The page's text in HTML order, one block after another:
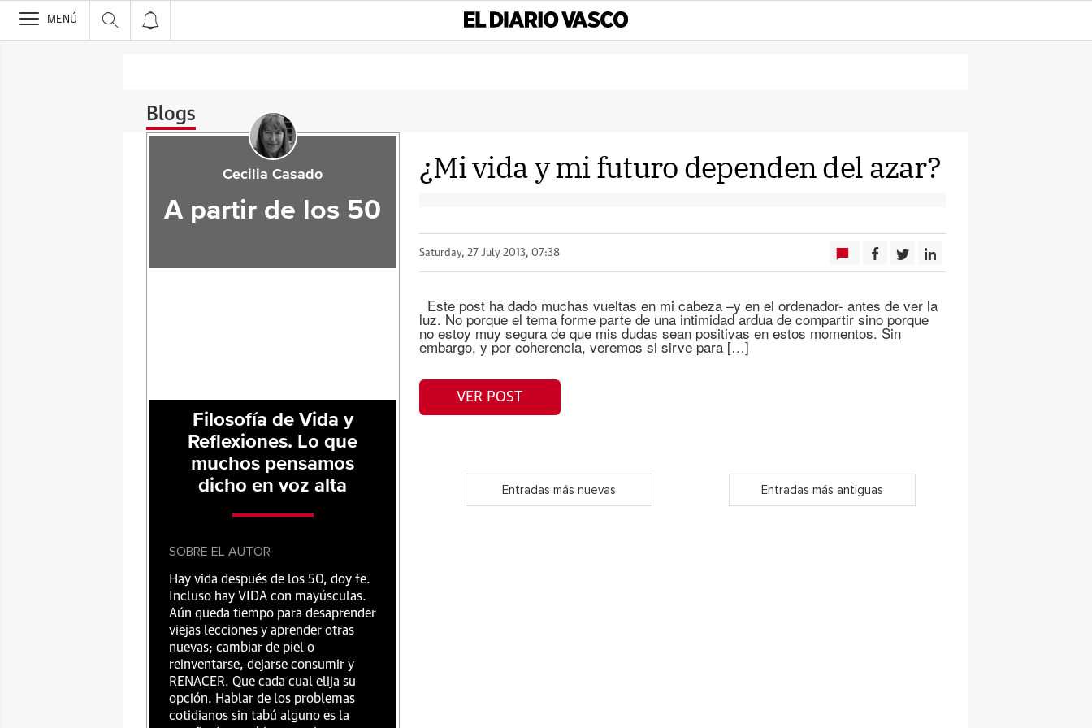
>
MENÚ
Blogs
¿Mi vida y mi futuro dependen del azar?
Saturday, 27 July 2013, 07:38
Este post ha dado muchas vueltas en mi cabeza –y en el ordenador- antes de ver la
luz. No porque el tema forme parte de una intimidad ardua de compartir sino porque
no estoy muy segura de que mis dudas sean positivas en estos momentos. Sin
embargo, y por coherencia, veremos si sirve para […]
VER POST
Entradas más nuevas Entradas más antiguas
Cecilia Casado
A partir de los 50
Filosofía de Vida y
Reflexiones. Lo que
muchos pensamos
dicho en voz alta
SOBRE EL AUTOR
Hay vida después de los 50, doy fe.
Incluso hay VIDA con mayúsculas.
Aún queda tiempo para desaprender
viejas lecciones y aprender otras
nuevas; cambiar de piel o
reinventarse, dejarse consumir y
RENACER. Que cada cual elija su
opción. Hablar de los problemas
cotidianos sin tabú alguno es la